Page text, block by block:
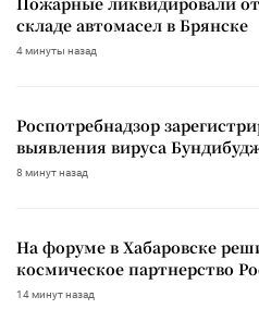
складе автомасел в Брянске
4 минуты назад
Роспотребнадзор
выявления вируса
8 минут назад
На форуме в Хабаровске
космическое партнерство
14 минут назад